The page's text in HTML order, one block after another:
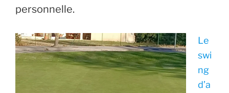
personnelle.
Le
swi
ng
d’a